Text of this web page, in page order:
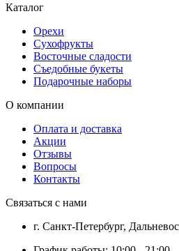
Каталог
Орехи
Сухофрукты
Восточные сладости
Съедобные букеты
Подарочные наборы
О компании
Оплата и доставка
Акции
Отзывы
Вопросы
Контакты
Связаться с нами
г. Санкт-Петербург,